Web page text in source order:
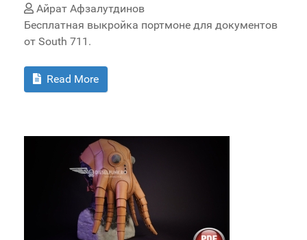
Айрат Афзалутдинов
Бесплатная выкройка портмоне для документов
от South 711.
Read More